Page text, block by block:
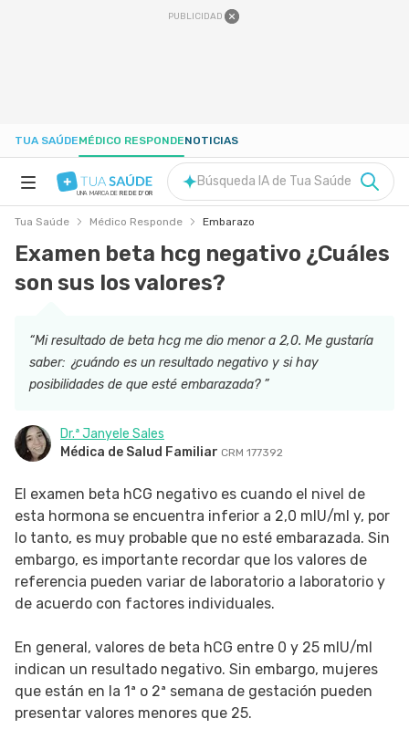
PUBLICIDAD
TUA SAÚDEMÉDICO RESPONDENOTICIAS
NUTRICIÓN
EMBARAZO
BIENESTAR
SIGUE TUA SAÚDE EN LAS REDES SOCIALES
UNA MARCA DE REDE D'OR
Búsqueda IA de Tua Saúde
Tua Saúde Médico Responde Embarazo
Examen beta hcg negativo ¿Cuáles
son sus los valores?
“Mi resultado de beta hcg me dio menor a 2,0. Me gustaría
saber: ¿cuándo es un resultado negativo y si hay
posibilidades de que esté embarazada? ”
Dr.ª Janyele Sales
Médica de Salud Familiar CRM 177392
El examen beta hCG negativo es cuando el nivel de
esta hormona se encuentra inferior a 2,0 mlU/ml y, por
lo tanto, es muy probable que no esté embarazada. Sin
embargo, es importante recordar que los valores de
referencia pueden variar de laboratorio a laboratorio y
de acuerdo con factores individuales.
En general, valores de beta hCG entre 0 y 25 mlU/ml
indican un resultado negativo. Sin embargo, mujeres
que están en la 1ª o 2ª semana de gestación pueden
presentar valores menores que 25.